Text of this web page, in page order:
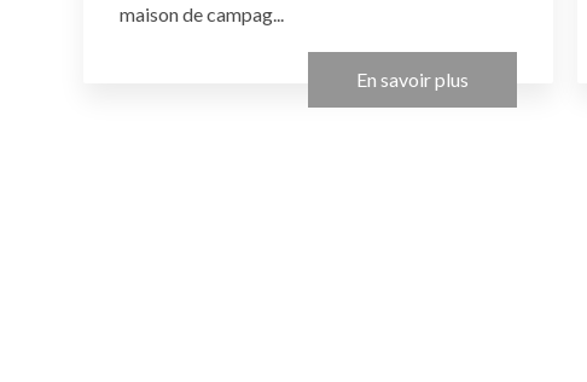
maison de campag...
En savoir plus